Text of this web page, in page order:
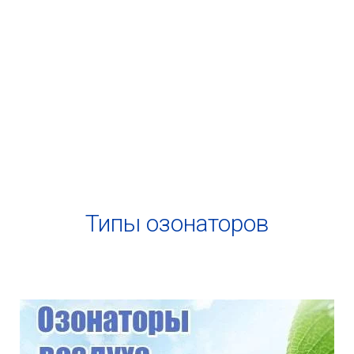
Типы озонаторов